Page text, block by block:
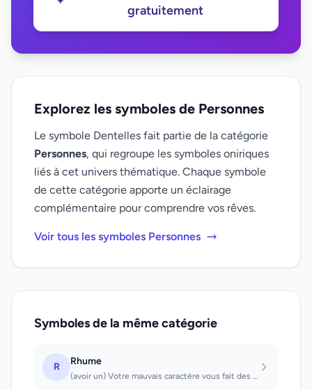
gratuitement
Explorez les symboles de Personnes
Le symbole Dentelles fait partie de la catégorie
Personnes, qui regroupe les symboles oniriques
liés à cet univers thématique. Chaque symbole
de cette catégorie apporte un éclairage
complémentaire pour comprendre vos rêves.
Voir tous les symboles Personnes
Symboles de la même catégorie
R Rhume
(avoir un) Votre mauvais caractère vous fait des ennemis (voir une personne) Pet...